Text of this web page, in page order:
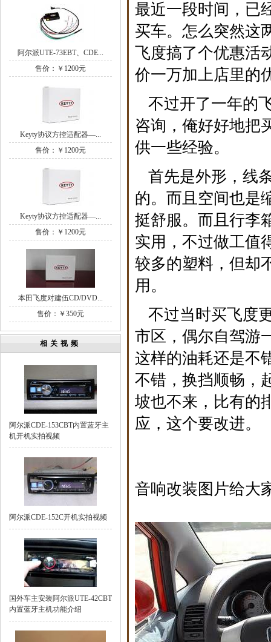
阿尔派UTE-73EBT、CDE...
售价：￥1200元
Keyty协议方控适配器—...
售价：￥1200元
Keyty协议方控适配器—...
售价：￥1200元
本田飞度对建伍CD/DVD...
售价：￥350元
相关视频
阿尔派CDE-153CBT内置蓝牙主
机开机实拍视频
阿尔派CDE-152C开机实拍视频
国外车主安装阿尔派UTE-42CBT
内置蓝牙主机功能介绍
最近一段时间，已
买车。怎么突然这
飞度搞了个优惠活
价一万加上店里的
不过开了一年的
咨询，俺好好地把
供一些经验。
首先是外形，线
的。而且空间也是
挺舒服。而且行李
实用，不过做工值
较多的塑料，但却
用。
不过当时买飞度
市区，偶尔自驾游
这样的油耗还是不
不错，换挡顺畅，
坡也不来，比有的
应，这个要改进。
音响改装图片给大